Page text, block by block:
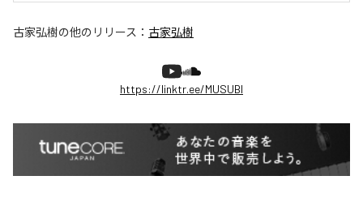
古家弘樹の他のリリース： 古家弘樹
https://linktr.ee/MUSUBI